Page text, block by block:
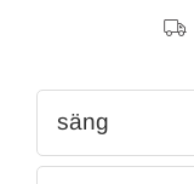
säng